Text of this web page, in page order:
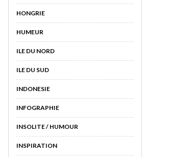
HONGRIE
HUMEUR
ILE DU NORD
ILE DU SUD
INDONESIE
INFOGRAPHIE
INSOLITE / HUMOUR
INSPIRATION